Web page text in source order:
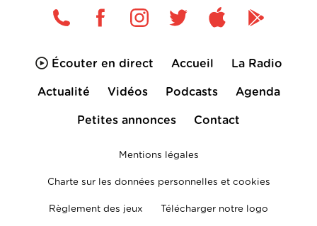
Écouter en direct Accueil La Radio
Actualité Vidéos Podcasts Agenda
Petites annonces Contact
Mentions légales
Charte sur les données personnelles et cookies
Règlement des jeux Télécharger notre logo